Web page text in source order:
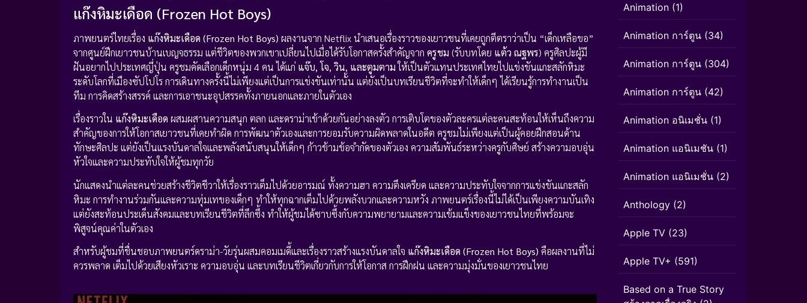
แก๊งหิมะเดือด (Frozen Hot Boys)
ภาพยนตร์ไทยเรื่อง แก๊งหิมะเดือด (Frozen Hot Boys) ผลงานจาก Netflix นำเสนอเรื่องราวของเยาวชนที่เคยถูกตีตราว่าเป็น “เด็กเหลือขอ”
จากศูนย์ฝึกเยาวชนบ้านเบญจธรรม แต่ชีวิตของพวกเขาเปลี่ยนไปเมื่อได้รับโอกาสครั้งสำคัญจาก ครูชม (รับบทโดย แต้ว ณฐพร) ครูศิลปะผู้มี
ฝันอยากไปประเทศญี่ปุ่น ครูชมคัดเลือกเด็กหนุ่ม 4 คน ได้แก่ แจ๊บ, โจ, วิน, และตูมตามให้เป็นตัวแทนประเทศไทยไปแข่งขันแกะสลักหิมะ
ระดับโลกที่เมืองซัปโปโร การเดินทางครั้งนี้ไม่เพียงแต่เป็นการแข่งขันเท่านั้น แต่ยังเป็นบทเรียนชีวิตที่จะทำให้เด็กๆ ได้เรียนรู้การทำงานเป็น
ทีม การคิดสร้างสรรค์ และการเอาชนะอุปสรรคทั้งภายนอกและภายในตัวเอง
เรื่องราวใน แก๊งหิมะเดือด ผสมผสานความสนุก ตลก และดราม่าเข้าด้วยกันอย่างลงตัว การเติบโตของตัวละครแต่ละคนสะท้อนให้เห็นถึงความ
สำคัญของการให้โอกาสเยาวชนที่เคยทำผิด การพัฒนาตัวเองและการยอมรับความผิดพลาดในอดีต ครูชมไม่เพียงแต่เป็นผู้คอยฝึกสอนด้าน
ทักษะศิลปะ แต่ยังเป็นแรงบันดาลใจและพลังสนับสนุนให้เด็กๆ ก้าวข้ามข้อจำกัดของตัวเอง ความสัมพันธ์ระหว่างครูกับศิษย์ สร้างความอบอุ่น
หัวใจและความประทับใจให้ผู้ชมทุกวัย
นักแสดงนำแต่ละคนช่วยสร้างชีวิตชีวาให้เรื่องราวเต็มไปด้วยอารมณ์ ทั้งความฮา ความตึงเครียด และความประทับใจจากการแข่งขันแกะสลัก
หิมะ การทำงานร่วมกันและความทุ่มเทของเด็กๆ ทำให้ทุกฉากเต็มไปด้วยพลังบวกและความหวัง ภาพยนตร์เรื่องนี้ไม่ได้เป็นเพียงความบันเทิง
แต่ยังสะท้อนประเด็นสังคมและบทเรียนชีวิตที่ลึกซึ้ง ทำให้ผู้ชมได้ซาบซึ้งกับความพยายามและความเข้มแข็งของเยาวชนไทยที่พร้อมจะ
พิสูจน์คุณค่าในตัวเอง
สำหรับผู้ชมที่ชื่นชอบภาพยนตร์ดราม่า-วัยรุ่นผสมคอมเมดี้และเรื่องราวสร้างแรงบันดาลใจ แก๊งหิมะเดือด (Frozen Hot Boys) คือผลงานที่ไม่
ควรพลาด เต็มไปด้วยเสียงหัวเราะ ความอบอุ่น และบทเรียนชีวิตเกี่ยวกับการให้โอกาส การฝึกฝน และความมุ่งมั่นของเยาวชนไทย
Animation (1)
Animation การ์ตูน (34)
Animation การ์ตูน (304)
Animation การ์ตูน (42)
Animation อนิเมชั่น (1)
Animation แอนิเมชัน (1)
Animation แอนิเมชั่น (2)
Anthology (2)
Apple TV (23)
Apple TV+ (591)
Based on a True Story